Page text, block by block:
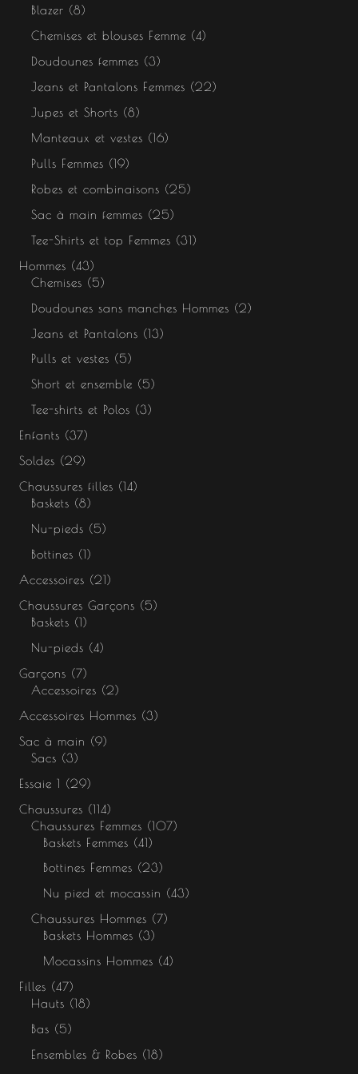
Blazer
8
Chemises et blouses Femme
4
Doudounes femmes
3
Jeans et Pantalons Femmes
22
Jupes et Shorts
8
Manteaux et vestes
16
Pulls Femmes
19
Robes et combinaisons
25
Sac à main femmes
25
Tee-Shirts et top Femmes
31
Hommes
43
Chemises
5
Doudounes sans manches Hommes
2
Jeans et Pantalons
13
Pulls et vestes
5
Short et ensemble
5
Tee-shirts et Polos
3
Enfants
37
Soldes
29
Chaussures filles
14
Baskets
8
Nu-pieds
5
Bottines
1
Accessoires
21
Chaussures Garçons
5
Baskets
1
Nu-pieds
4
Garçons
7
Accessoires
2
Accessoires Hommes
3
Sac à main
9
Sacs
3
Essaie 1
29
Chaussures
114
Chaussures Femmes
107
Baskets Femmes
41
Bottines Femmes
23
Nu pied et mocassin
43
Chaussures Hommes
7
Baskets Hommes
3
Mocassins Hommes
4
Filles
47
Hauts
18
Bas
5
Ensembles & Robes
18